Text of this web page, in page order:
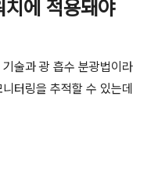
에 적용돼야
술과 광 흡수 분광법이라
터링을 추적할 수 있는데